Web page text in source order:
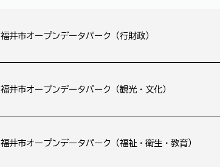
福井市オープンデータパーク（行財政）
福井市オープンデータパーク（観光・文化）
福井市オープンデータパーク（福祉・衛生・教育）